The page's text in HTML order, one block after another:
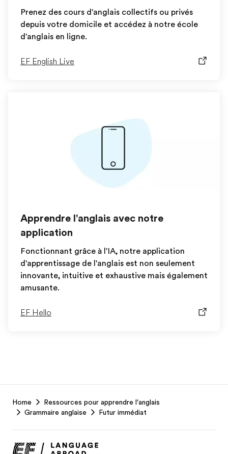
Prenez des cours d'anglais collectifs ou privés
depuis votre domicile et accédez à notre école
d'anglais en ligne.
EF English Live
Apprendre l'anglais avec notre
application
Fonctionnant grâce à l'IA, notre application
d'apprentissage de l'anglais est non seulement
innovante, intuitive et exhaustive mais également
amusante.
EF Hello
Footer
Home
Ressources pour apprendre l'anglais
Grammaire anglaise
Futur immédiat